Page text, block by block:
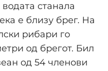
станала
е близу брег. На
рибари го
од брегот. Бил
од 54 членови